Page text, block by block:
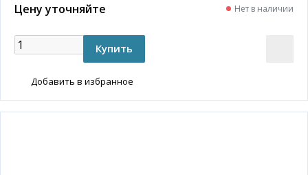
Цену уточняйте Нет в наличии
Добавить в избранное